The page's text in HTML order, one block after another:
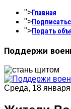
">Главная
">
">Подать
Поддержи
Среда, 18